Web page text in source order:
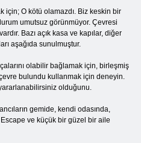
için; O kötü olamazdı. Biz keskin bir
umutsuz görünmüyor. Çevresi
Bazı açık kasa ve kapılar, diğer
aşağıda sunulmuştur.
olabilir bağlamak için, birleşmiş
bulundu kullanmak için deneyin.
olduğunu.
gemide, kendi odasında,
ve küçük bir güzel bir aile